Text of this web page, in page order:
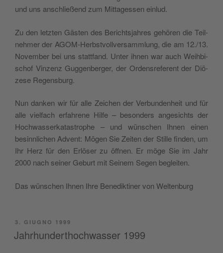
und uns anschließend zum Mit­ta­ges­sen einlud.
Zu den letz­ten Gästen des Beri­ch­tsjah­res gehö­ren die Teil­
neh­mer der AGOM-Herbst­voll­ver­samm­lung, die am 12./13.
Novem­ber bei uns statt­fand. Unter ihnen war auch Weih­bi­
schof Vin­zenz Gug­gen­ber­ger, der Orden­sre­fe­rent der Diö­
ze­se Regensburg.
Nun dan­ken wir für alle Zei­chen der Ver­bun­den­heit und für
alle viel­fach erfah­re­ne Hil­fe – beson­ders ange­si­ch­ts der
Hoch­was­ser­ka­ta­stro­phe – und wün­schen Ihnen einen
besinn­li­chen Advent: Mögen Sie Zei­ten der Stil­le fin­den, um
Ihr Herz für den Erlö­ser zu öff­nen. Er möge Sie im Jahr
2000 nach sei­ner Geburt mit Sei­nem Segen begleiten.
Das wün­schen Ihnen Ihre Bene­dik­ti­ner von Weltenburg
PUBBLICATO
IL
3. GIUGNO 1999
Jahrhunderthochwasser 1999